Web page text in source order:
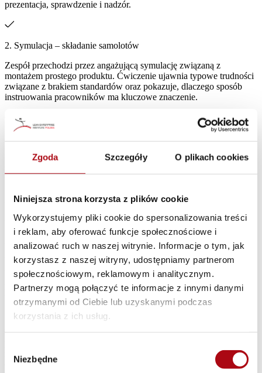
Zgoda Szczegóły O plikach cookies
Niniejsza strona korzysta z plików cookie
Wykorzystujemy pliki cookie do spersonalizowania treści
i reklam, aby oferować funkcje społecznościowe i
analizować ruch w naszej witrynie. Informacje o tym, jak
korzystasz z naszej witryny, udostępniamy partnerom
społecznościowym, reklamowym i analitycznym.
Partnerzy mogą połączyć te informacje z innymi danymi
otrzymanymi od Ciebie lub uzyskanymi podczas
korzystania z ich usług.
zgody
Niezbędne
prezentacja, sprawdzenie i nadzór.
2. Symulacja – składanie samolotów
Zespół przechodzi przez angażującą symulację związaną z
montażem prostego produktu. Ćwiczenie ujawnia typowe trudności
związane z brakiem standardów oraz pokazuje, dlaczego sposób
instruowania pracowników ma kluczowe znaczenie.
Szkolenie kończy się podsumowaniem zdobytej wiedzy i dyskusją o
instruktażu stanowiskowego.
3. Tworzenie Kart Pracy Standaryzowanej
Uczestnicy uczą się, jak krok po kroku dokumentować sposób
wykonywania operacji, jak identyfikować kluczowe elementy pracy
i jak tworzyć instrukcje, które są proste, czytelne i zrozumiałe dla
każdego członka zespołu.
Nasi trenerzy to eksperci z wieloletnim doświadczeniem
różnorodnym doświadczeniom, dostosowujemy się do specyfiki
danych wyzwań i branż. Każde warsztaty traktujemy